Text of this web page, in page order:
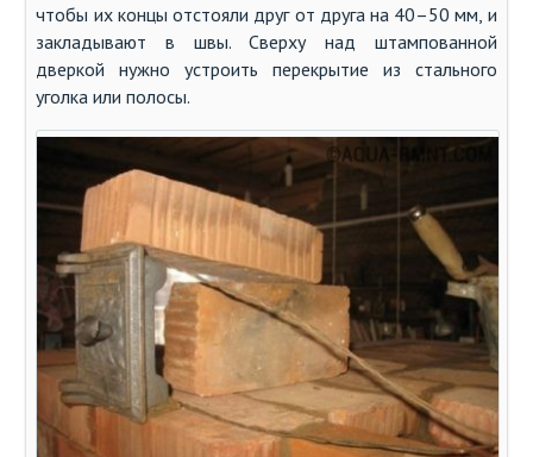
чтобы их концы отстояли друг от друга на 40–50 мм, и
закладывают в швы. Сверху над штампованной
дверкой нужно устроить перекрытие из стального
уголка или полосы.